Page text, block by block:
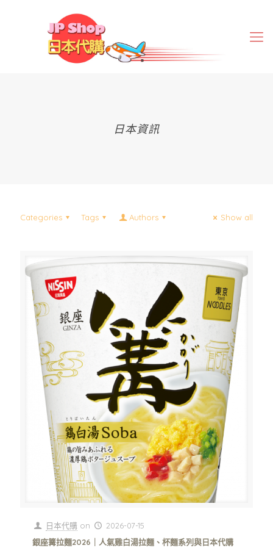
日本資訊
Categories Tags Authors Show all
日本代購 on
2026-07-15
銀座篝拉麵2026｜人氣雞白湯拉麵、杯麵系列與日本代購